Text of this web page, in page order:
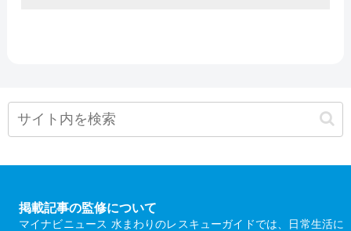
掲載記事の監修について
マイナビニュース 水まわりのレスキューガイドでは、日常生活に